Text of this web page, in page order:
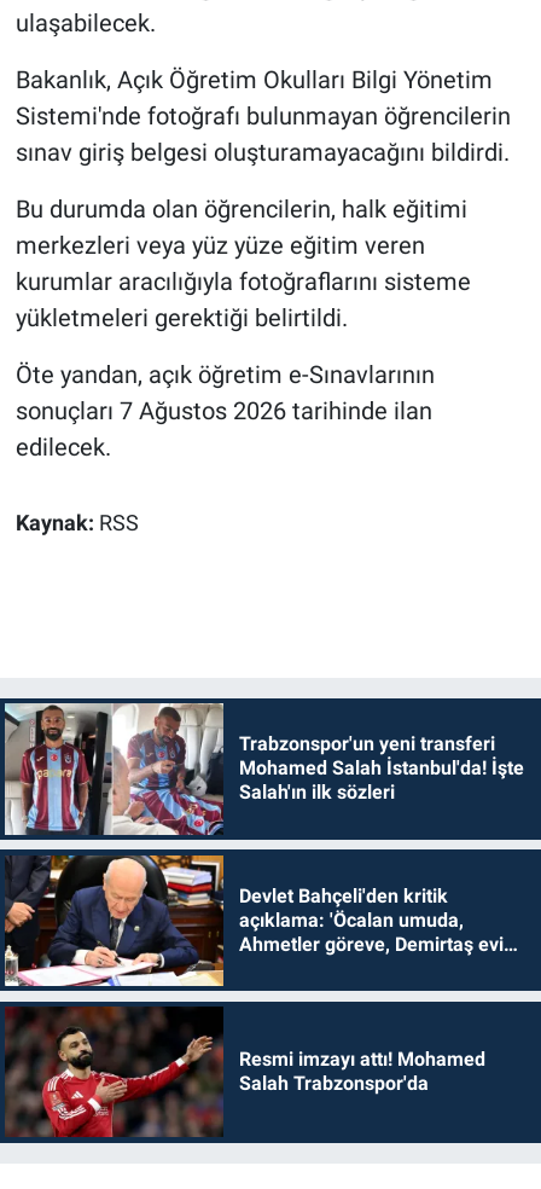
ulaşabilecek.
Bakanlık, Açık Öğretim Okulları Bilgi Yönetim
Sistemi'nde fotoğrafı bulunmayan öğrencilerin
sınav giriş belgesi oluşturamayacağını bildirdi.
Bu durumda olan öğrencilerin, halk eğitimi
merkezleri veya yüz yüze eğitim veren
kurumlar aracılığıyla fotoğraflarını sisteme
yükletmeleri gerektiği belirtildi.
Öte yandan, açık öğretim e-Sınavlarının
sonuçları 7 Ağustos 2026 tarihinde ilan
edilecek.
Kaynak: RSS
Trabzonspor'un yeni transferi
Mohamed Salah İstanbul'da! İşte
Salah'ın ilk sözleri
Devlet Bahçeli'den kritik
açıklama: 'Öcalan umuda,
Ahmetler göreve, Demirtaş evine
Resmi imzayı attı! Mohamed
Salah Trabzonspor'da